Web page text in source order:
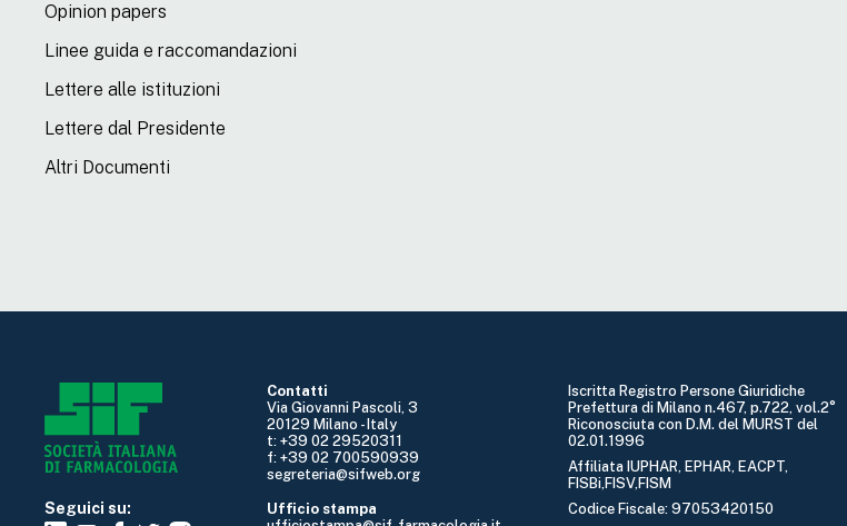
Opinion papers
Linee guida e raccomandazioni
Lettere alle istituzioni
Lettere dal Presidente
Altri Documenti
Seguici su:
Contatti
Via Giovanni Pascoli, 3
20129 Milano - Italy
t: +39 02 29520311
f: +39 02 700590939
segreteria@sifweb.org
Ufficio stampa
Iscritta Registro Persone Giuridiche
Prefettura di Milano n.467, p.722, vol.2°
Riconosciuta con D.M. del MURST del
02.01.1996
Affiliata IUPHAR, EPHAR, EACPT,
FISBi,FISV,FISM
Codice Fiscale: 97053420150